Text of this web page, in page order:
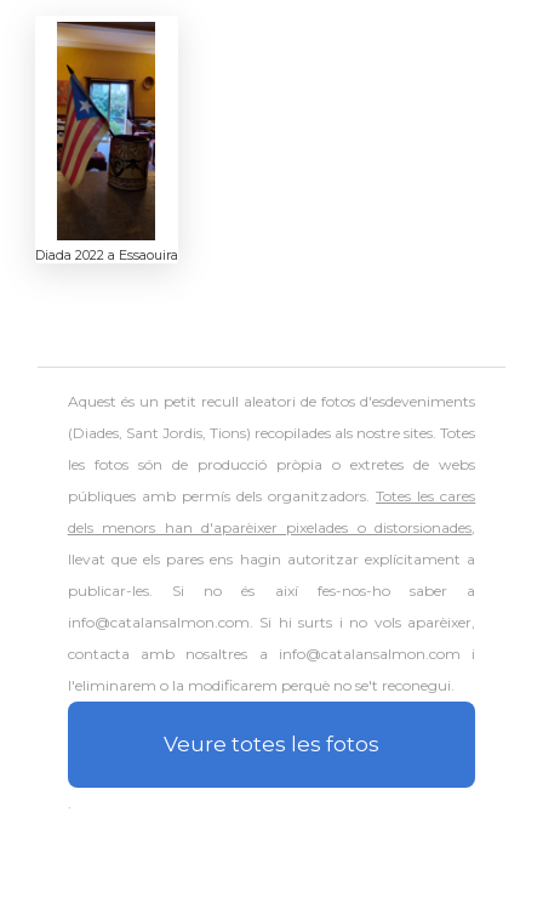
Diada 2022 a Essaouira
Aquest és un petit recull aleatori defotos d'esdeveniments
(Diades, Sant Jordis, Tions) recopilades als nostre sites. Totes
les fotos són de producció pròpia o extretes de webs
públiques amb permís dels organitzadors.Totes les cares
dels menors han d'aparèixer pixelades o distorsionades,
llevat que els pares ens hagin autoritzar explícitament a
publicar-les. Si no és així fes-nos-ho saber a
info@catalansalmon.com. Si hi surts i no vols aparèixer,
contacta amb nosaltres a info@catalansalmon.com i
l'eliminarem o la modificarem perquè no se't reconegui.
Veure totes les fotos